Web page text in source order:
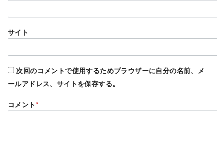
サイト
次回のコメントで使用するためブラウザーに自分の名前、メ
ールアドレス、サイトを保存する。
コメント*